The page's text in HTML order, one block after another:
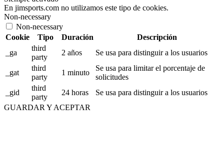
En jimsports.com no utilizamos este tipo de cookies.
Non-necessary
Non-necessary
Cookie
Tipo Duración
Descripción
_ga
third
party
2 años Se usa para distinguir a los usuarios
_gat
third
party
1 minuto
Se usa para limitar el porcentaje de
solicitudes
_gid
third
party
24 horas
Se usa para distinguir a los usuarios
GUARDAR Y ACEPTAR